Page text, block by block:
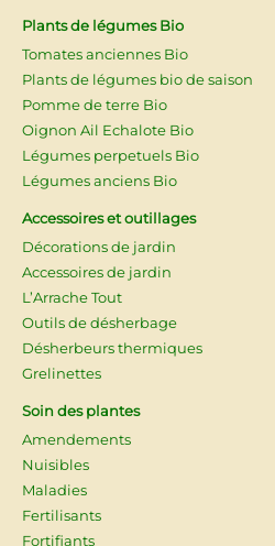
Plants de légumes Bio
Tomates anciennes Bio
Plants de légumes bio de saison
Pomme de terre Bio
Oignon Ail Echalote Bio
Légumes perpetuels Bio
Légumes anciens Bio
Accessoires et outillages
Décorations de jardin
Accessoires de jardin
L’Arrache Tout
Outils de désherbage
Désherbeurs thermiques
Grelinettes
Soin des plantes
Amendements
Nuisibles
Maladies
Fertilisants
Fortifiants